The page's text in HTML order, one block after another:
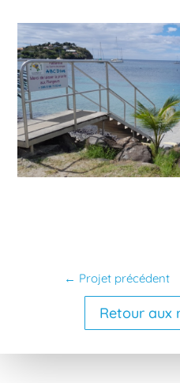
← Projet précédent
Retour aux